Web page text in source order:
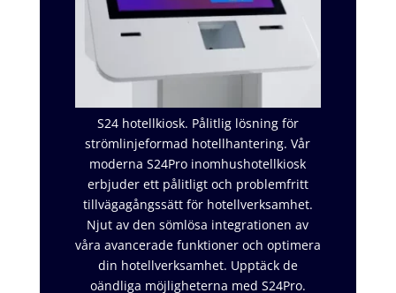
S24 hotellkiosk. Pålitlig lösning för
strömlinjeformad hotellhantering. Vår
moderna S24Pro inomhushotellkiosk
erbjuder ett pålitligt och problemfritt
tillvägagångssätt för hotellverksamhet.
Njut av den sömlösa integrationen av
våra avancerade funktioner och optimera
din hotellverksamhet. Upptäck de
oändliga möjligheterna med S24Pro.